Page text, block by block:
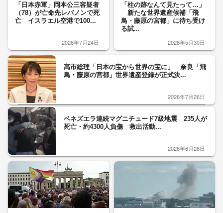
「日本赤軍」岡本公三容疑者
（78）が亡命先レバノンで死
亡 イスラエル空港で100...
2026年7月24日
「柱の跡なんて見たって…」
新たな世界遺産候補「飛
鳥・藤原の宮都」に待ち受け
る試...
2026年5月30日
高市総理「日本の宝から世界の宝に」 奈良「飛
鳥・藤原の宮都」世界遺産登録が正式決...
2026年7月26日
ベネズエラ連続マグニチュード7級地震 235人が
死亡・約4300人負傷 救出活動...
2026年6月26日